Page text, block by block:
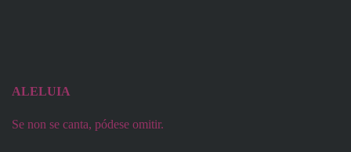
ALELUIA
Se non se canta, pódese omitir.